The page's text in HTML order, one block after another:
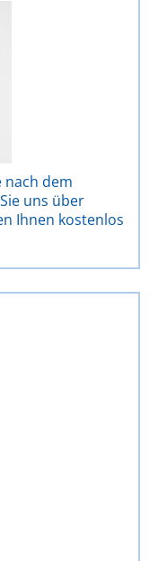
nach dem
uns über
Ihnen kostenlos